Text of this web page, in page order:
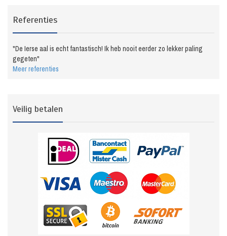
Referenties
"De Ierse aal is echt fantastisch! Ik heb nooit eerder zo lekker paling
gegeten"
Meer referenties
Veilig betalen